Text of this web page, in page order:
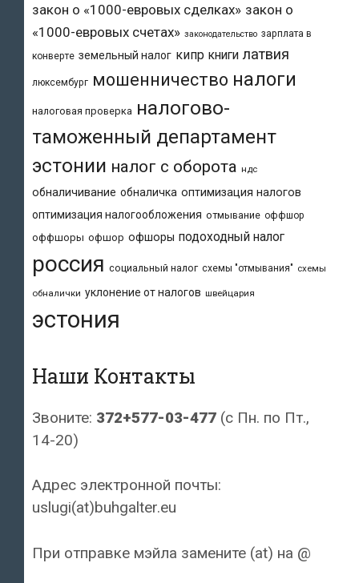
закон о «1000-евровых сделках» закон о
«1000-евровых счетах» законодательство зарплата в
конверте земельный налог кипр книги латвия
люксембург мошенничество налоги
налоговая проверка налогово-
таможенный департамент
эстонии налог с оборота ндс
обналичивание обналичка оптимизация налогов
оптимизация налогообложения отмывание оффшор
оффшоры офшор офшоры подоходный налог
россия социальный налог схемы "отмывания" схемы
обналички уклонение от налогов швейцария
эстония
Наши Контакты
Звоните: 372+577-03-477 (с Пн. по Пт.,
14-20)
Адрес электронной почты:
uslugi(at)buhgalter.eu
При отправке мэйла замените (at) на @